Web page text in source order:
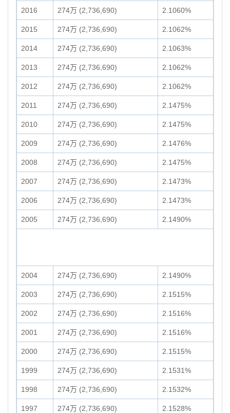
2016 274万 (2,736,690) 2.1060%
2015 274万 (2,736,690) 2.1062%
2014 274万 (2,736,690) 2.1063%
2013 274万 (2,736,690) 2.1062%
2012 274万 (2,736,690) 2.1062%
2011 274万 (2,736,690) 2.1475%
2010 274万 (2,736,690) 2.1475%
2009 274万 (2,736,690) 2.1476%
2008 274万 (2,736,690) 2.1475%
2007 274万 (2,736,690) 2.1473%
2006 274万 (2,736,690) 2.1473%
2005 274万 (2,736,690) 2.1490%
2004 274万 (2,736,690) 2.1490%
2003 274万 (2,736,690) 2.1515%
2002 274万 (2,736,690) 2.1516%
2001 274万 (2,736,690) 2.1516%
2000 274万 (2,736,690) 2.1515%
1999 274万 (2,736,690) 2.1531%
1998 274万 (2,736,690) 2.1532%
1997 274万 (2,736,690) 2.1528%